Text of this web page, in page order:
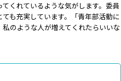
くれているような気がします。委員
も充実しています。「青年部活動に
のような人が増えてくれたらいいな